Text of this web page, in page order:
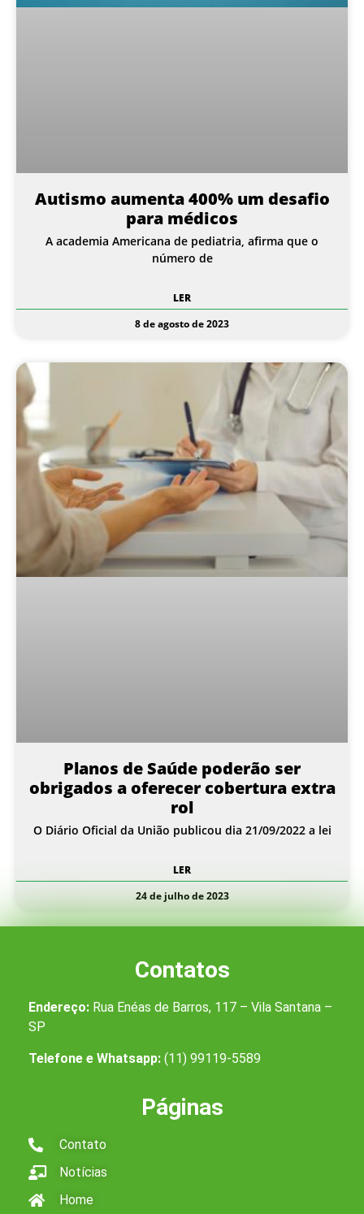
Autismo aumenta 400% um desafio
para médicos
A academia Americana de pediatria, afirma que o
número de
LER
8 de agosto de 2023
Planos de Saúde poderão ser
obrigados a oferecer cobertura extra
rol
O Diário Oficial da União publicou dia 21/09/2022 a lei
LER
24 de julho de 2023
Contatos
Endereço: Rua Enéas de Barros, 117 – Vila Santana –
SP
Telefone e Whatsapp: (11) 99119-5589
Páginas
Contato
Notícias
Home